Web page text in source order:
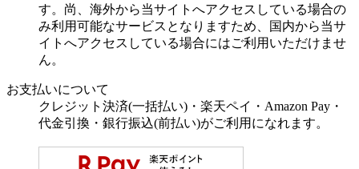
す。尚、海外から当サイトへアクセスしている場合の
み利用可能なサービスとなりますため、国内から当サ
イトへアクセスしている場合にはご利用いただけませ
ん。
お支払いについて
クレジット決済(一括払い)・楽天ペイ・Amazon Pay・
代金引換・銀行振込(前払い)がご利用になれます。